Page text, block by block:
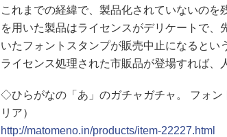
これまでの経緯で、製品化されていないのを
を用いた製品はライセンスがデリケートで、
いたフォントスタンプが販売中止になるとい
ライセンス処理された市販品が登場すれば、
◇ひらがなの「あ」のガチャガチャ。 フォン
リア）
http://matomeno.in/products/item-22227.html